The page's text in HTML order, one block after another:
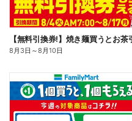
8月3日 ～8月10日